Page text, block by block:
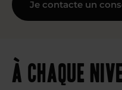
Je contacte un
À chaque